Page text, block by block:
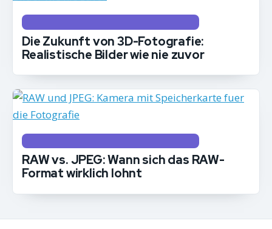
Die Zukunft von 3D-Fotografie:
Realistische Bilder wie nie zuvor
RAW vs. JPEG: Wann sich das RAW-
Format wirklich lohnt